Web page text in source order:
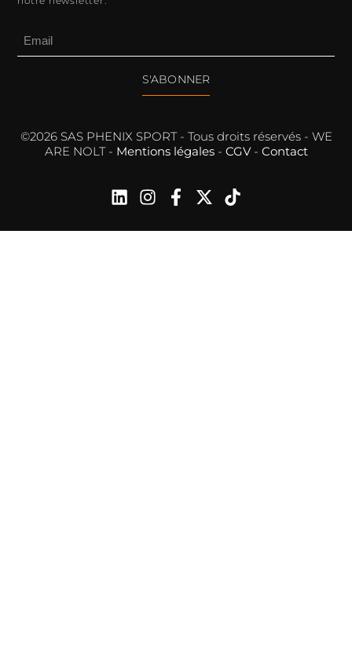
S'ABONNER
©2026 SAS PHENIX SPORT - Tous droits réservés - WE
ARE NOLT - Mentions légales- CGV- Contact